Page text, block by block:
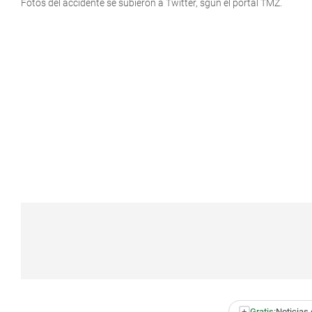
Fotos del accidente se subieron a Twitter, sgún el portal TMZ.